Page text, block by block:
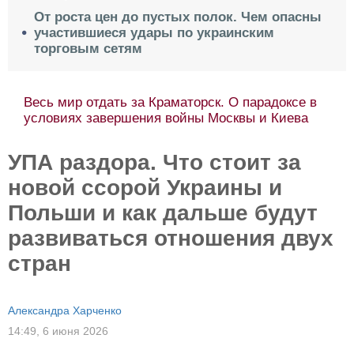
От роста цен до пустых полок. Чем опасны
участившиеся удары по украинским
торговым сетям
Весь мир отдать за Краматорск. О парадоксе в
условиях завершения войны Москвы и Киева
УПА раздора. Что стоит за
новой ссорой Украины и
Польши и как дальше будут
развиваться отношения двух
стран
Александра Харченко
14:49, 6 июня 2026